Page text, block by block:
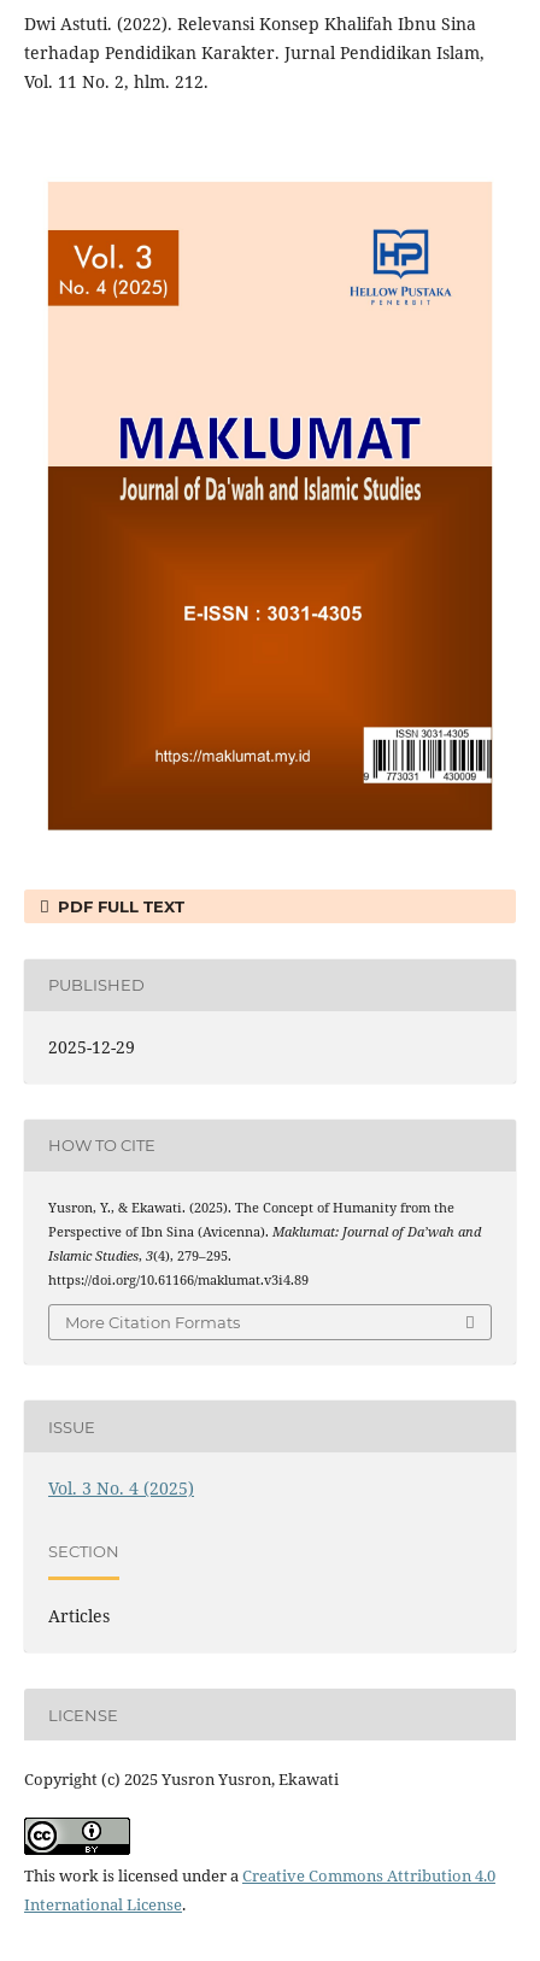
Dwi Astuti. (2022). Relevansi Konsep Khalifah Ibnu Sina
terhadap Pendidikan Karakter. Jurnal Pendidikan Islam,
Vol. 11 No. 2, hlm. 212.
PDF FULL TEXT
PUBLISHED
2025-12-29
HOW TO CITE
Yusron, Y., & Ekawati. (2025). The Concept of Humanity from the
Perspective of Ibn Sina (Avicenna). Maklumat: Journal of Da’wah and
Islamic Studies, 3(4), 279–295.
https://doi.org/10.61166/maklumat.v3i4.89
More Citation Formats
ISSUE
Vol. 3 No. 4 (2025)
SECTION
Articles
LICENSE
Copyright (c) 2025 Yusron Yusron, Ekawati
This work is licensed under aCreative Commons Attribution 4.0
International License.